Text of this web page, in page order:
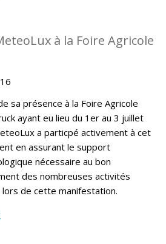
à la Foire Agricole
sa présence à la Foire Agricole
ayant eu lieu du 1er au 3 juillet
a particpé activement à cet
en assurant le support
nécessaire au bon
des nombreuses activités
de cette manifestation.